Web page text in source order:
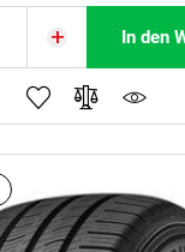
In den